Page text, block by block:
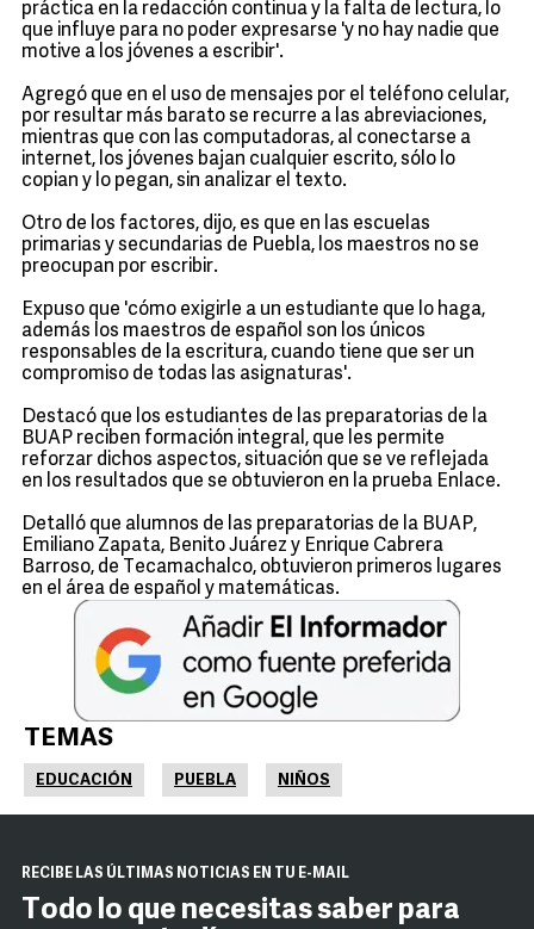
práctica en la redacción continua y la falta de lectura, lo
que influye para no poder expresarse 'y no hay nadie que
motive a los jóvenes a escribir'.
Agregó que en el uso de mensajes por el teléfono celular,
por resultar más barato se recurre a las abreviaciones,
mientras que con las computadoras, al conectarse a
internet, los jóvenes bajan cualquier escrito, sólo lo
copian y lo pegan, sin analizar el texto.
Otro de los factores, dijo, es que en las escuelas
primarias y secundarias de Puebla, los maestros no se
preocupan por escribir.
Expuso que 'cómo exigirle a un estudiante que lo haga,
además los maestros de español son los únicos
responsables de la escritura, cuando tiene que ser un
compromiso de todas las asignaturas'.
Destacó que los estudiantes de las preparatorias de la
BUAP reciben formación integral, que les permite
reforzar dichos aspectos, situación que se ve reflejada
en los resultados que se obtuvieron en la prueba Enlace.
Detalló que alumnos de las preparatorias de la BUAP,
Emiliano Zapata, Benito Juárez y Enrique Cabrera
Barroso, de Tecamachalco, obtuvieron primeros lugares
en el área de español y matemáticas.
TEMAS
EDUCACIÓN PUEBLA NIÑOS
RECIBE LAS ÚLTIMAS NOTICIAS EN TU E-MAIL
Todo lo que necesitas saber para